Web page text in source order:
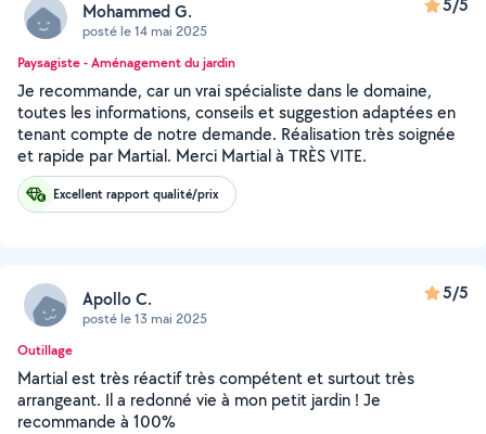
Mohammed G.
posté le 14 mai 2025
5/5
Paysagiste - Aménagement du jardin
Je recommande, car un vrai spécialiste dans le domaine,
toutes les informations, conseils et suggestion adaptées en
tenant compte de notre demande. Réalisation très soignée
et rapide par Martial. Merci Martial à TRÈS VITE.
Excellent rapport qualité/prix
Apollo C.
posté le 13 mai 2025
5/5
Outillage
Martial est très réactif très compétent et surtout très
arrangeant. Il a redonné vie à mon petit jardin ! Je
recommande à 100%